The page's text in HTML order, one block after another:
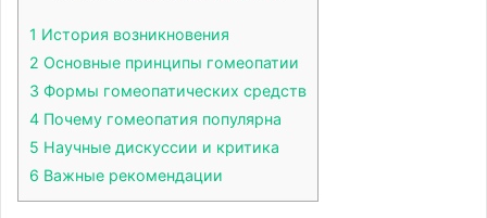
1 История возникновения
2 Основные принципы гомеопатии
3 Формы гомеопатических средств
4 Почему гомеопатия популярна
5 Научные дискуссии и критика
6 Важные рекомендации